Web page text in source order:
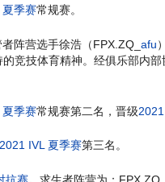
夏季赛常规赛。
阵营选手徐浩（FPX.ZQ_afu
竞技体育精神。经俱乐部内
夏季赛常规赛第二名，晋级
2021 IVL 夏季赛第三名。